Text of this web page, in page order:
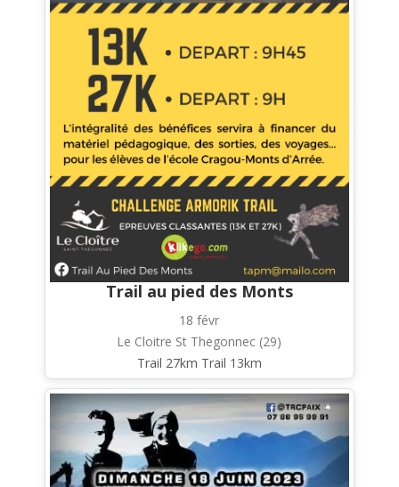
Trail au pied des Monts
18 févr
Le Cloitre St Thegonnec (29)
Trail 27km Trail 13km